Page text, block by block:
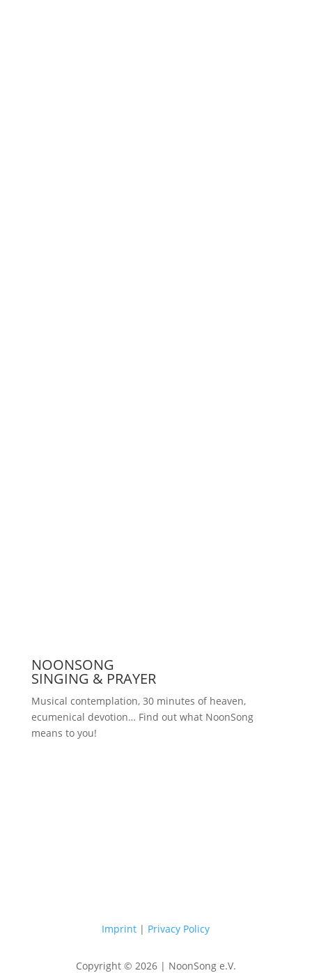
NOONSONG
SINGING & PRAYER
Musical contemplation, 30 minutes of heaven,
ecumenical devotion… Find out what NoonSong
means to you!
Imprint | Privacy Policy
Copyright © 2026 | NoonSong e.V.